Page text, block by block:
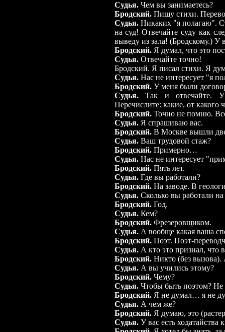
Судья.Чем вы занимаетесь?
Бродский.Пишу стихи.
Судья.Никаких "я полагаю".
на суд! Отвечайте суду как
выведу из зала! (Бродскому.) У
Бродский.Я думал, что это
Судья.Отвечайте точно!
Бродский. Я писал стихи. Я
Судья.Нас не интересует "я
Бродский.У меня были
Судья.Так и отвечайте. У
Перечислите: какие, от какого
Бродский.Точно не помню.
Судья. Я спрашиваю вас.
Бродский.В Москве вышли
Судья.Ваш трудовой стаж?
Бродский.Примерно…
Судья.Нас не интересует
Бродский.Пять лет.
Судья.Где вы работали?
Бродский.На заводе. В
Судья.Сколько вы работали на
Бродский.Год.
Судья.Кем?
Бродский.Фрезеровщиком.
Судья.А вообще какая ваша
Бродский.Поэт. Поэт-
Судья.А кто это признал, что
Бродский.Никто (без вызова).
Судья.А вы учились этому?
Бродский.Чему?
Судья.Чтобы быть поэтом? Не
Бродский.Я не думал… я не
Судья.А чем же?
Бродский.Я думаю, это
Судья.У вас есть ходатайства